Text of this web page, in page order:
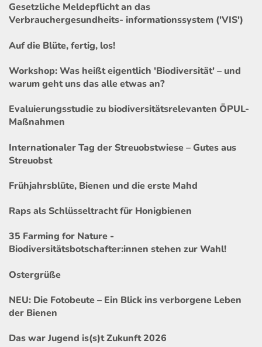
Gesetzliche Meldepflicht an das
Verbrauchergesundheits- informationssystem ('VIS')
Auf die Blüte, fertig, los!
Workshop: Was heißt eigentlich 'Biodiversität' – und
warum geht uns das alle etwas an?
Evaluierungsstudie zu biodiversitätsrelevanten ÖPUL-
Maßnahmen
Internationaler Tag der Streuobstwiese – Gutes aus
Streuobst
Frühjahrsblüte, Bienen und die erste Mahd
Raps als Schlüsseltracht für Honigbienen
35 Farming for Nature -
Biodiversitätsbotschafter:innen stehen zur Wahl!
Ostergrüße
NEU: Die Fotobeute – Ein Blick ins verborgene Leben
der Bienen
Das war Jugend is(s)t Zukunft 2026